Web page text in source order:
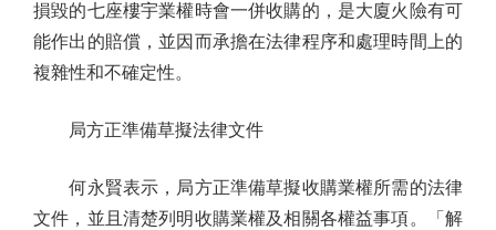
損毀的七座樓宇業權時會一併收購的，是大廈火險有可
能作出的賠償，並因而承擔在法律程序和處理時間上的
複雜性和不確定性。
局方正準備草擬法律文件
何永賢表示，局方正準備草擬收購業權所需的法律
文件，並且清楚列明收購業權及相關各權益事項。「解